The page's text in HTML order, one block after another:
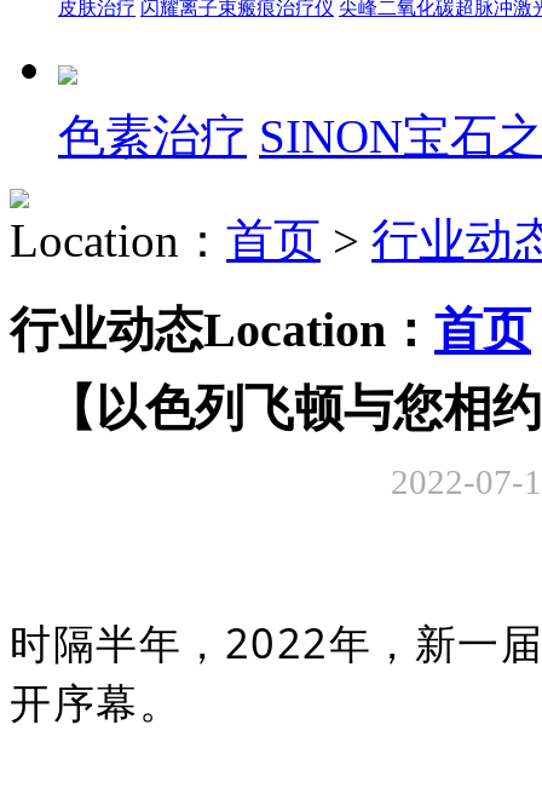
皮肤治疗 闪耀离子束瘢痕治疗仪 尖峰二氧化碳超脉冲激
色素治疗 SINON宝石
Location： 首页 > 行业动
行业动态Location： 首页
【以色列飞顿与您相
2022-
时隔半年，2022年，新一
开序幕。